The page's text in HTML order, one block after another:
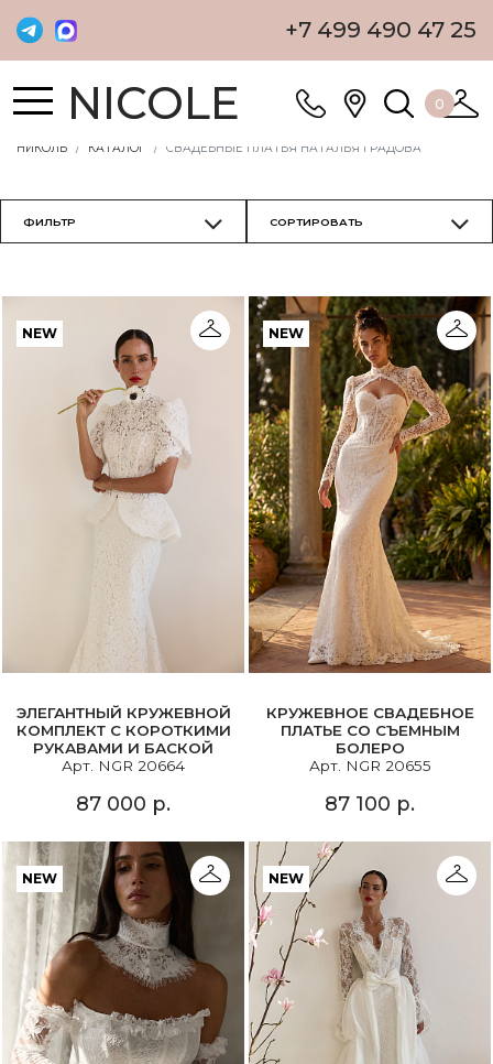
+7 499 490 47 25
NICOLE 0
НИКОЛЬ КАТАЛОГ СВАДЕБНЫЕ ПЛАТЬЯ НАТАЛЬЯ ГРАДОВА
NEW
ЭЛЕГАНТНЫЙ КРУЖЕВНОЙ
КОМПЛЕКТ С КОРОТКИМИ
РУКАВАМИ И БАСКОЙ
Арт. NGR 20664
87 000 р.
NEW
КРУЖЕВНОЕ СВАДЕБНОЕ
ПЛАТЬЕ СО СЪЕМНЫМ
БОЛЕРО
Арт. NGR 20655
87 100 р.
NEW NEW